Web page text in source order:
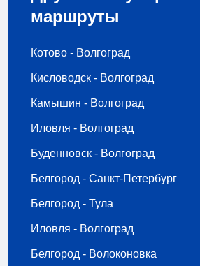
маршруты
Котово - Волгоград
Кисловодск - Волгоград
Камышин - Волгоград
Иловля - Волгоград
Буденновск - Волгоград
Белгород - Санкт-Петербург
Белгород - Тула
Иловля - Волгоград
Белгород - Волоконовка